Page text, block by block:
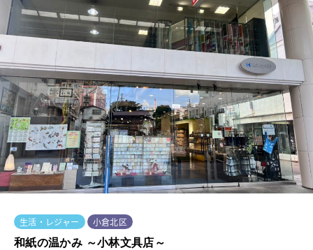
生活・レジャー
小倉北区
和紙の温かみ ～小林文具店～